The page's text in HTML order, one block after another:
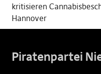
kritisieren
Hannover
Piratenpartei